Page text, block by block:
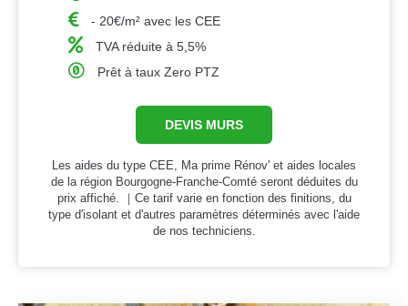
- 20€/m² avec les CEE
TVA réduite à 5,5%
Prêt à taux Zero PTZ
DEVIS MURS
Les aides du type CEE, Ma prime Rénov' et aides locales
de la région Bourgogne-Franche-Comté seront déduites du
prix affiché. ｜Ce tarif varie en fonction des finitions, du
type d'isolant et d'autres paramètres déterminés avec l'aide
de nos techniciens.